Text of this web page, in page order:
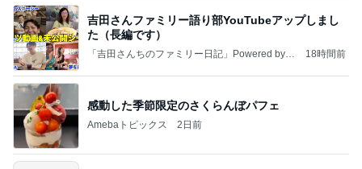
吉田さんファミリー語り部YouTubeアップしまし
た（長編です）
「吉田さんちのファミリー日記」Powered by A
18時間前
感動した季節限定のさくらんぼパフェ
Amebaトピックス 2日前